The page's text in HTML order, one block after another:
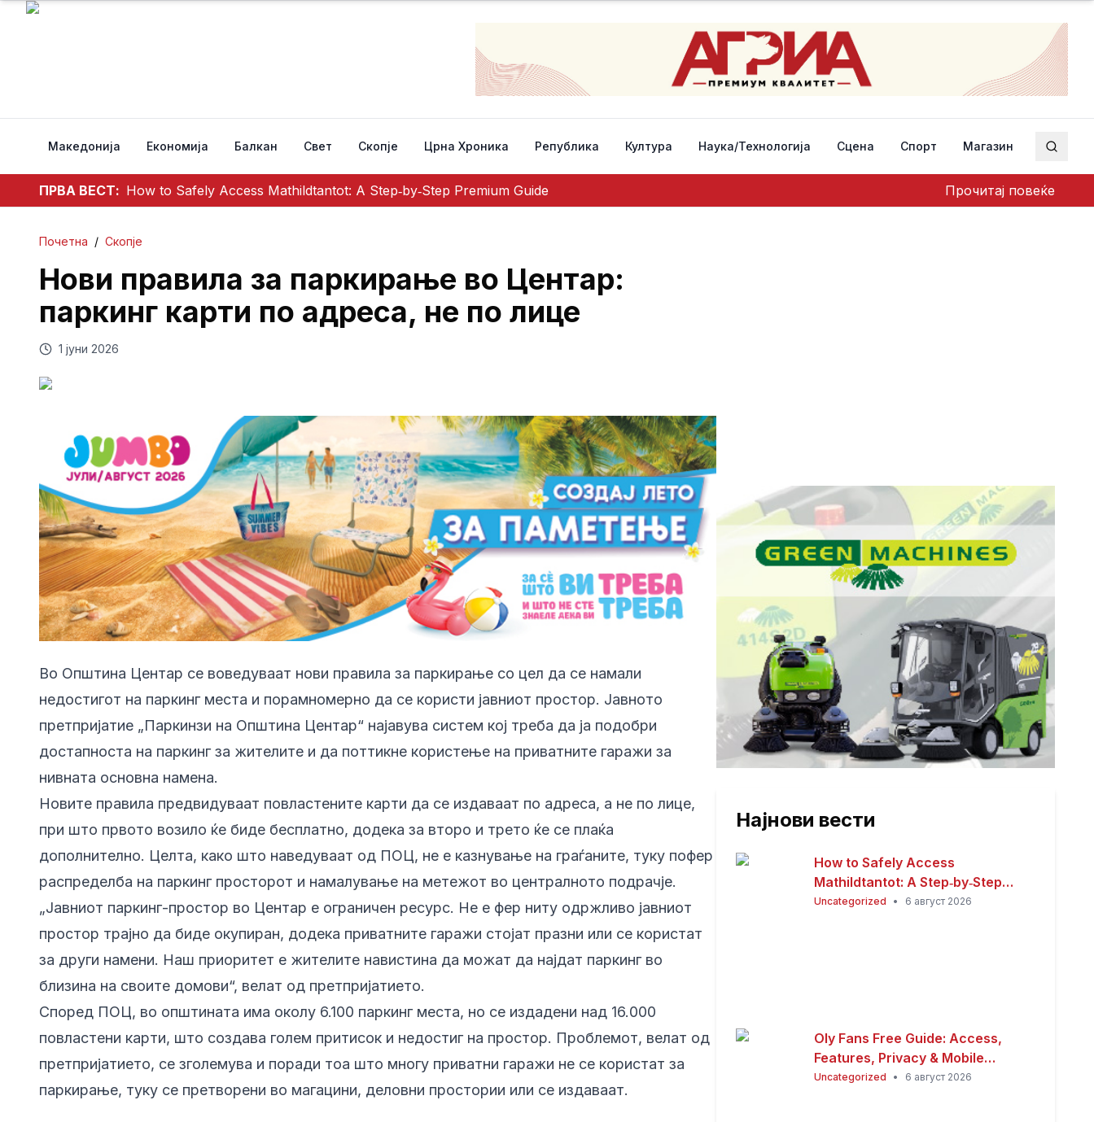
Македонија Економија Балкан Свет Скопје Црна Хроника Република Култура Наука/Технологија Сцена Спорт Магазин
ПРВА ВЕСТ: How to Safely Access Mathildtantot: A Step‑by‑Step Premium Guide Прочитај повеќе
Почетна / Скопје
Нови правила за паркирање во Центар:
паркинг карти по адреса, не по лице
1 јуни 2026
Во Општина Центар се воведуваат нови правила за паркирање со цел да се намали
недостигот на паркинг места и порамномерно да се користи јавниот простор. Јавното
претпријатие „Паркинзи на Општина Центар“ најавува систем кој треба да ја подобри
достапноста на паркинг за жителите и да поттикне користење на приватните гаражи за
нивната основна намена.
Новите правила предвидуваат повластените карти да се издаваат по адреса, а не по лице,
при што првото возило ќе биде бесплатно, додека за второ и трето ќе се плаќа
дополнително. Целта, како што наведуваат од ПОЦ, не е казнување на граѓаните, туку пофер
распределба на паркинг просторот и намалување на метежот во централното подрачје.
„Јавниот паркинг-простор во Центар е ограничен ресурс. Не е фер ниту одржливо јавниот
простор трајно да биде окупиран, додека приватните гаражи стојат празни или се користат
за други намени. Наш приоритет е жителите навистина да можат да најдат паркинг во
близина на своите домови“, велат од претпријатието.
Според ПОЦ, во општината има околу 6.100 паркинг места, но се издадени над 16.000
повластени карти, што создава голем притисок и недостиг на простор. Проблемот, велат од
претпријатието, се зголемува и поради тоа што многу приватни гаражи не се користат за
паркирање, туку се претворени во магацини, деловни простории или се издаваат.
Најнови вести
How to Safely Access
Mathildtantot: A Step‑by‑Step
Premium Guide
Uncategorized • 6 август 2026
Oly Fans Free Guide: Access,
Features, Privacy & Mobile
Experience
Uncategorized • 6 август 2026